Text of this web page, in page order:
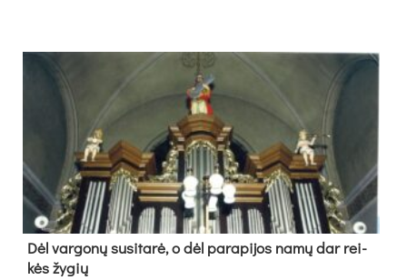
Dėl var­go­nų su­si­ta­rė, o dėl pa­ra­pi­jos na­mų dar rei­
kės žy­gių